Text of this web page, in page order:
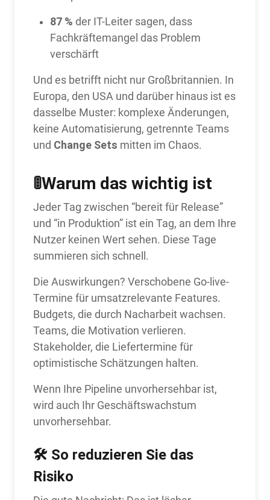
87 % der IT-Leiter sagen, dass
Fachkräftemangel das Problem
verschärft
Und es betrifft nicht nur Großbritannien. In
Europa, den USA und darüber hinaus ist es
dasselbe Muster: komplexe Änderungen,
keine Automatisierung, getrennte Teams
und Change Sets mitten im Chaos.
🚦Warum das wichtig ist
Jeder Tag zwischen “bereit für Release”
und “in Produktion” ist ein Tag, an dem Ihre
Nutzer keinen Wert sehen. Diese Tage
summieren sich schnell.
Die Auswirkungen? Verschobene Go-live-
Termine für umsatzrelevante Features.
Budgets, die durch Nacharbeit wachsen.
Teams, die Motivation verlieren.
Stakeholder, die Liefertermine für
optimistische Schätzungen halten.
Wenn Ihre Pipeline unvorhersehbar ist,
wird auch Ihr Geschäftswachstum
unvorhersehbar.
🛠 So reduzieren Sie das
Risiko